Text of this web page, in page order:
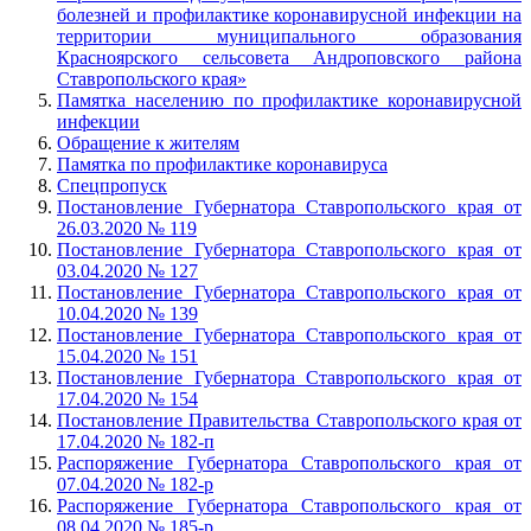
болезней и профилактике коронавирусной инфекции на
территории муниципального образования
Красноярского сельсовета Андроповского района
Ставропольского края»
Памятка населению по профилактике коронавирусной
инфекции
Обращение к жителям
Памятка по профилактике коронавируса
Спецпропуск
Постановление Губернатора Ставропольского края от
26.03.2020 № 119
Постановление Губернатора Ставропольского края от
03.04.2020 № 127
Постановление Губернатора Ставропольского края от
10.04.2020 № 139
Постановление Губернатора Ставропольского края от
15.04.2020 № 151
Постановление Губернатора Ставропольского края от
17.04.2020 № 154
Постановление Правительства Ставропольского края от
17.04.2020 № 182-п
Распоряжение Губернатора Ставропольского края от
07.04.2020 № 182-р
Распоряжение Губернатора Ставропольского края от
08.04.2020 № 185-р